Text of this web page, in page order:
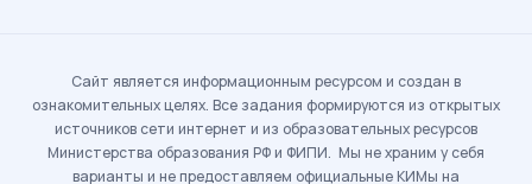
Сайт является информационным ресурсом и создан в
ознакомительных целях. Все задания формируются из открытых
источников сети интернет и из образовательных ресурсов
Министерства образования РФ и ФИПИ. Мы не храним у себя
варианты и не предоставляем официальные КИМы на